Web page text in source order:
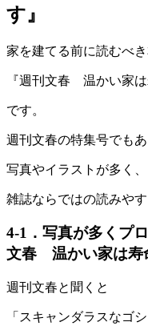
す』
家を建てる前に読むべ
『週刊文春 温かい家は
です。
週刊文春の特集号でもあ
写真やイラストが多く
雑誌ならではの読みやす
4-1．写真が多くプ
文春 温かい家は寿
週刊文春と聞くと
「スキャンダラスなゴ